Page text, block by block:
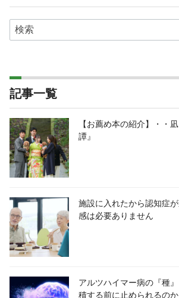
記事一覧
【お薦め本の紹介】・・
譚』
施設に入れたから認知症
感は必要ありません
アルツハイマー病の『種
積する前に止められるのか